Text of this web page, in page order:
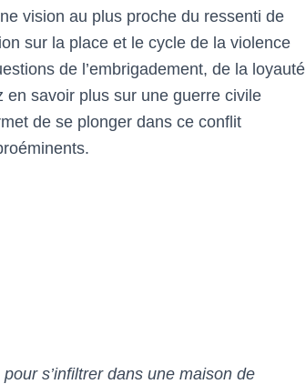
vision au plus proche du ressenti de
sur la place et le cycle de la violence
de l’embrigadement, de la loyauté
savoir plus sur une guerre civile
de se plonger dans ce conflit
s’infiltrer dans une maison de